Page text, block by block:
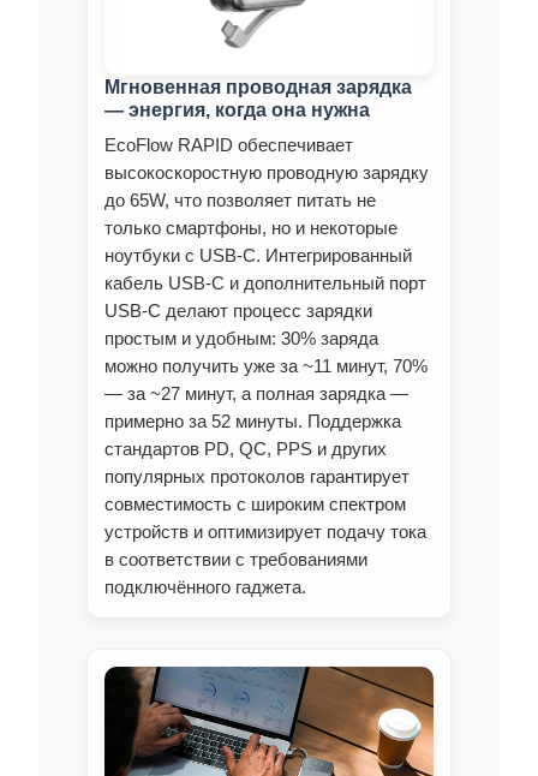
Мгновенная проводная зарядка
— энергия, когда она нужна
EcoFlow RAPID обеспечивает
высокоскоростную проводную зарядку
до 65W, что позволяет питать не
только смартфоны, но и некоторые
ноутбуки с USB‑C. Интегрированный
кабель USB‑C и дополнительный порт
USB‑C делают процесс зарядки
простым и удобным: 30% заряда
можно получить уже за ~11 минут, 70%
— за ~27 минут, а полная зарядка —
примерно за 52 минуты. Поддержка
стандартов PD, QC, PPS и других
популярных протоколов гарантирует
совместимость с широким спектром
устройств и оптимизирует подачу тока
в соответствии с требованиями
подключённого гаджета.